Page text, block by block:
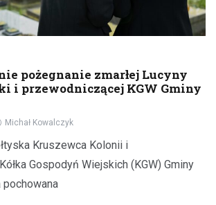
pożegnanie zmarłej Lucyny
i przewodniczącej KGW Gminy
Michał Kowalczyk
Kruszewca Kolonii i
Gospodyń Wiejskich (KGW) Gminy
pochowana